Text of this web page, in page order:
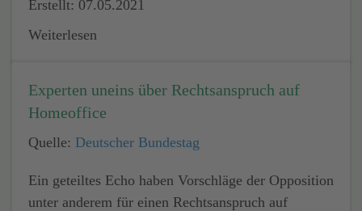
Erstellt: 07.05.2021
Weiterlesen
Experten uneins über Rechtsanspruch auf
Homeoffice
Quelle: Deutscher Bundestag
Ein geteiltes Echo haben Vorschläge der Opposition
unter anderem für einen Rechtsanspruch auf